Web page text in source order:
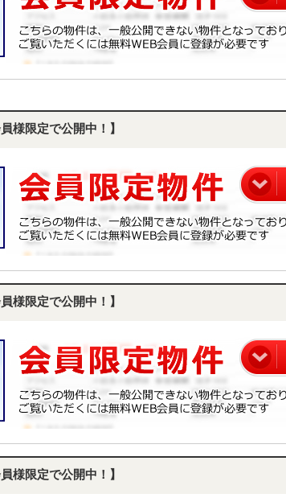
員様限定で公開中！】
員様限定で公開中！】
員様限定で公開中！】